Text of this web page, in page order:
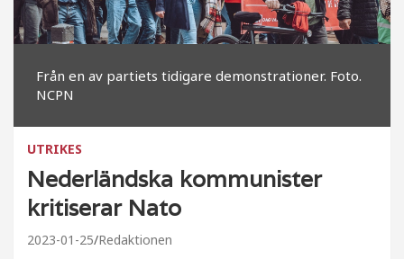
Från en av partiets tidigare demonstrationer. Foto.
NCPN
UTRIKES
Nederländska kommunister
kritiserar Nato
2023-01-25 Redaktionen